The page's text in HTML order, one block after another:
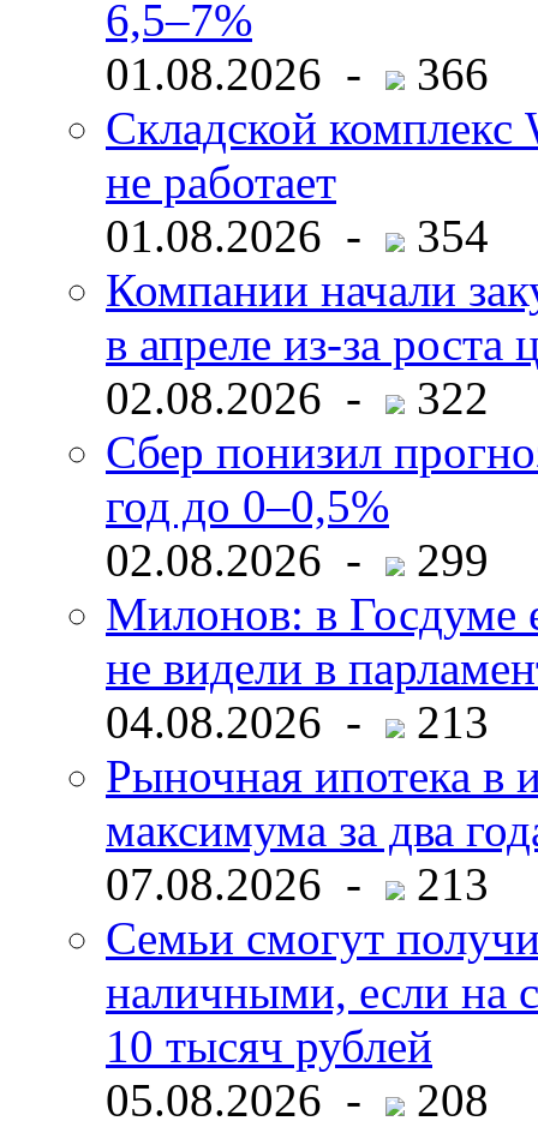
6,5–7%
01.08.2026 -
366
Складской комплекс
не работает
01.08.2026 -
354
Компании начали
в апреле из-за роста
02.08.2026 -
322
Сбер понизил
год до 0–0,5%
02.08.2026 -
299
Милонов: в Госдуме
не видели в
04.08.2026 -
213
Рыночная ипотека в
максимума за два
07.08.2026 -
213
Семьи смогут
наличными, если на
10 тысяч рублей
05.08.2026 -
208